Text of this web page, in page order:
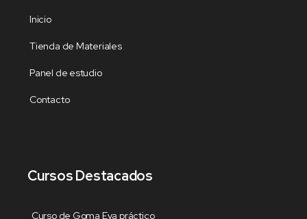
Inicio
Tienda de Materiales
Panel de estudio
Contacto
Cursos Destacados
Curso de Goma Eva práctico